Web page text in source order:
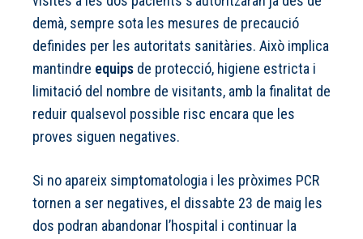
demà, sempre sota les mesures de precaució
definides per les autoritats sanitàries. Això implica
mantindre equips de protecció, higiene estricta i
limitació del nombre de visitants, amb la finalitat de
reduir qualsevol possible risc encara que les
proves siguen negatives.
Si no apareix simptomatologia i les pròximes PCR
tornen a ser negatives, el dissabte 23 de maig les
dos podran abandonar l’hospital i continuar la